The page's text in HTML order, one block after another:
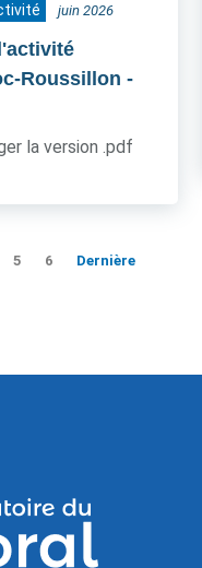
juin 2026
Roussillon -
la version .pdf
5 6 Dernière